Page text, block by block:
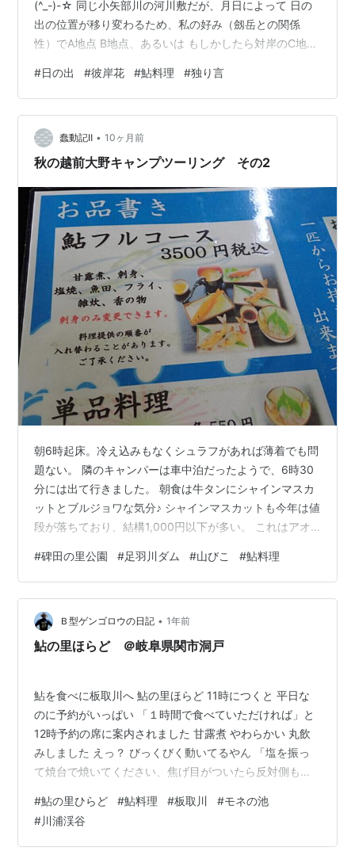
(^_-)-☆ 同じ小矢部川の河川敷だが、月日によって 日の
出の位置が移り変わるため、私の好み（劔岳との関係
性）でA地点 B地点、あるいは もしかしたら対岸のC地点
は05:59 彼岸花 朝露がびっしりついています スギナにも
朝露 さて お天気もよさそうだし、休みだし、彼岸花のコ
ースを一気に廻る。 まずは小矢部市五郎丸地域 キアゲハ
と、モンキアゲハが纏いつく ホウジャク？ 白いコスモス
と ツリフネソウにモンキアゲハ 赤とんぼと 赤と白…
#日の出 #彼岸花 #鮎料理 #独り言
蠢動記Ⅱ • 10ヶ月前
秋の越前大野キャンプツーリング その2
朝6時起床。冷え込みもなくシュラフがあれば薄着でも問
題ない。 隣のキャンパーは車中泊だったようで、6時30
分には出て行きました。 朝食は牛タンにシャインマスカ
ットとブルジョワな気分♪ シャインマスカットも今年は値
段が落ちており、結構1,000円以下が多い。 これはアオ
#碑田の里公園 #足羽川ダム #山びこ #鮎料理
Ｂ型ゲンゴロウの日記 • 1年前
鮎の里ほらど ＠岐阜県関市洞戸
鮎を食べに板取川へ 鮎の里ほらど 11時につくと 平日な
のに予約がいっぱい 「１時間で食べていただければ」と
12時予約の席に案内されました 甘露煮 やわらかい 丸飲
みしました えっ？ びっくびく動いてるやん 「塩を振っ
て焼台で焼いてください、焦げ目がついたら反対側も焼
ました まだ生きてるのに忍びない気分になりながら 焼い
ている間に 鮎の刺身 こりこりして美味い！ 鮎の唐揚げ
頭から丸ごと うまい！ 「鮎さん、そろそろ食べてい
#鮎の里ひらど #鮎料理 #板取川 #モネの池
#川浦渓谷